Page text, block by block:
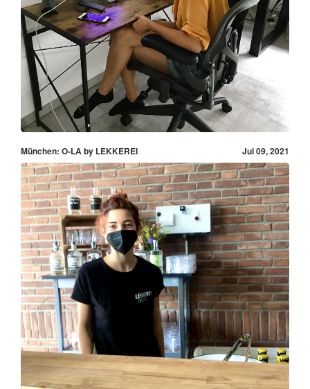
München: O-LA by LEKKEREI Jul 09, 2021